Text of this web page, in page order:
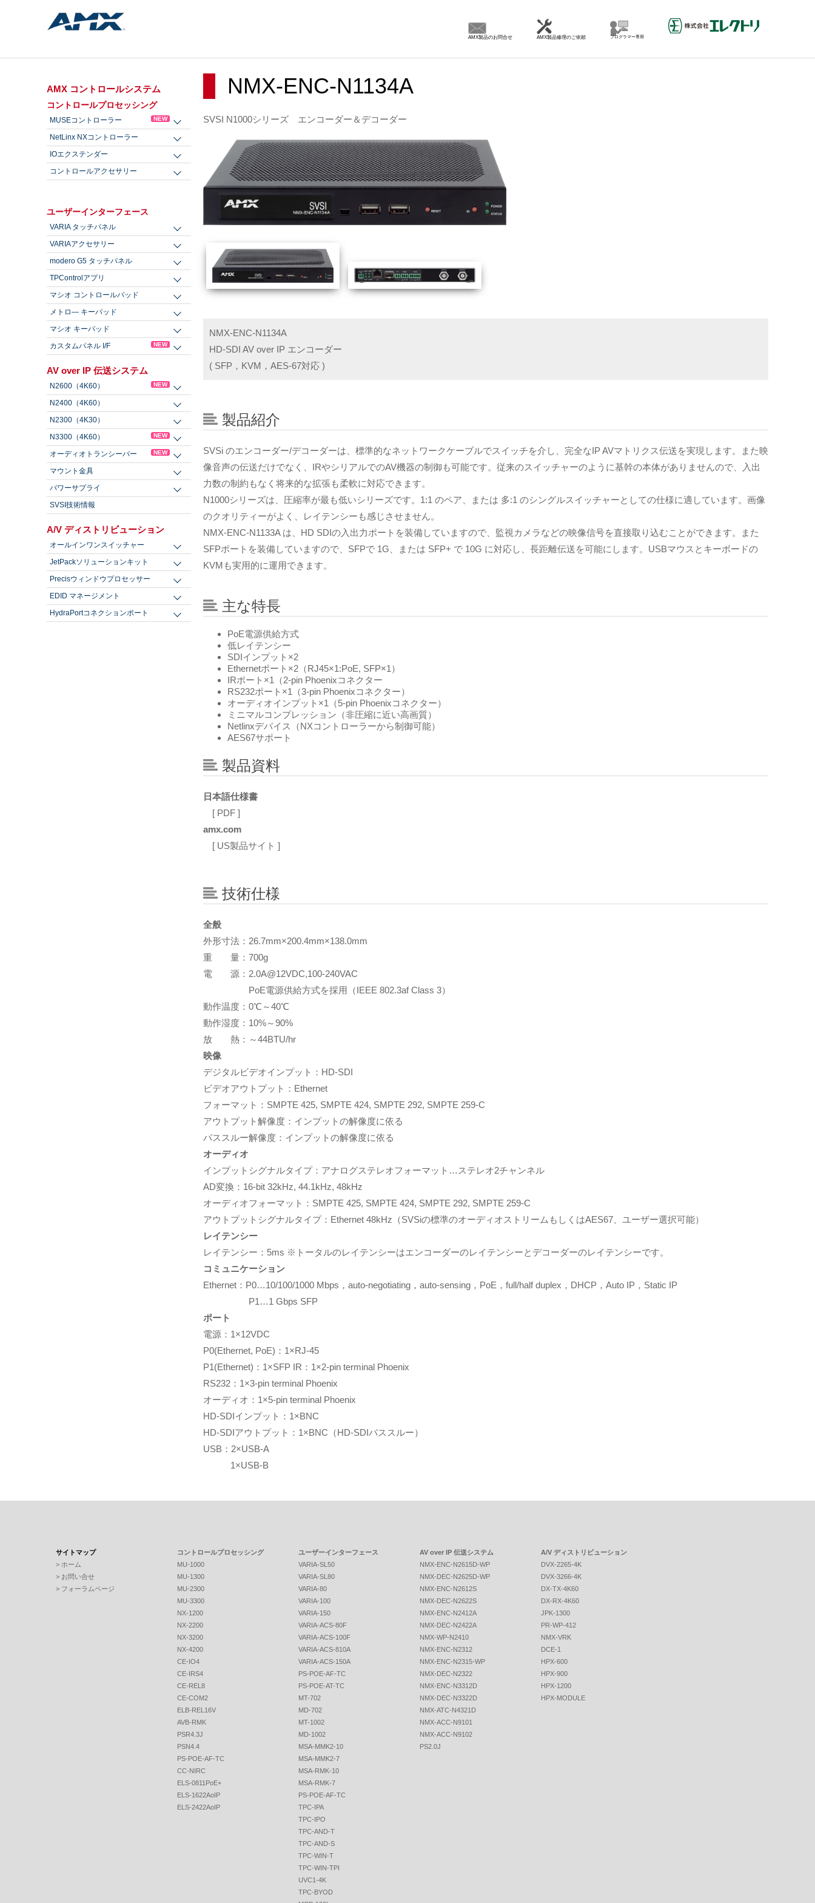
AMX製品のお問合せ AMX製品修理のご依頼 プログラマー専用
NMX-ENC-N1134A
SVSI N1000シリーズ エンコーダー＆デコーダー
NMX-ENC-N1134A
HD-SDI AV over IP エンコーダー
( SFP，KVM，AES-67対応 )
製品紹介
SVSi のエンコーダー/デコーダーは、標準的なネットワークケーブルでスイッチを介し、完全なIP AVマトリクス伝送を実現します。また映
像音声の伝送だけでなく、IRやシリアルでのAV機器の制御も可能です。従来のスイッチャーのように基幹の本体がありませんので、入出
力数の制約もなく将来的な拡張も柔軟に対応できます。
N1000シリーズは、圧縮率が最も低いシリーズです。1:1 のペア、または 多:1 のシングルスイッチャーとしての仕様に適しています。画像
のクオリティーがよく、レイテンシーも感じさせません。
NMX-ENC-N1133A は、HD SDIの入出力ポートを装備していますので、監視カメラなどの映像信号を直接取り込むことができます。また
SFPポートを装備していますので、SFPで 1G、または SFP+ で 10G に対応し、長距離伝送を可能にします。USBマウスとキーボードの
KVMも実用的に運用できます。
主な特長
PoE電源供給方式
低レイテンシー
SDIインプット×2
Ethernetポート×2（RJ45×1:PoE, SFP×1）
IRポート×1（2-pin Phoenixコネクター
RS232ポート×1（3-pin Phoenixコネクター）
オーディオインプット×1（5-pin Phoenixコネクター）
ミニマルコンプレッション（非圧縮に近い高画質）
Netlinxデバイス（NXコントローラーから制御可能）
AES67サポート
製品資料
日本語仕様書
[ PDF ]
amx.com
[ US製品サイト ]
技術仕様
全般
外形寸法：26.7mm×200.4mm×138.0mm
重 量：700g
電 源：2.0A@12VDC,100-240VAC
PoE電源供給方式を採用（IEEE 802.3af Class 3）
動作温度：0℃～40℃
動作湿度：10%～90%
放 熱：～44BTU/hr
映像
デジタルビデオインプット：HD-SDI
ビデオアウトプット：Ethernet
フォーマット：SMPTE 425, SMPTE 424, SMPTE 292, SMPTE 259-C
アウトプット解像度：インプットの解像度に依る
パススルー解像度：インプットの解像度に依る
オーディオ
インプットシグナルタイプ：アナログステレオフォーマット…ステレオ2チャンネル
AD変換：16-bit 32kHz, 44.1kHz, 48kHz
オーディオフォーマット：SMPTE 425, SMPTE 424, SMPTE 292, SMPTE 259-C
アウトプットシグナルタイプ：Ethernet 48kHz（SVSiの標準のオーディオストリームもしくはAES67、ユーザー選択可能）
レイテンシー
レイテンシー：5ms ※トータルのレイテンシーはエンコーダーのレイテンシーとデコーダーのレイテンシーです。
コミュニケーション
Ethernet：P0…10/100/1000 Mbps，auto-negotiating，auto-sensing，PoE，full/half duplex，DHCP，Auto IP，Static IP
P1…1 Gbps SFP
ポート
電源：1×12VDC
P0(Ethernet, PoE)：1×RJ-45
P1(Ethernet)：1×SFP IR：1×2-pin terminal Phoenix
RS232：1×3-pin terminal Phoenix
オーディオ：1×5-pin terminal Phoenix
HD-SDIインプット：1×BNC
HD-SDIアウトプット：1×BNC（HD-SDIパススルー）
USB：2×USB-A
1×USB-B
AMX コントロールシステム
コントロールプロセッシング
MUSEコントローラー NEW
NetLinx NXコントローラー
IOエクステンダー
コントロールアクセサリー
ユーザーインターフェース
VARIA タッチパネル
VARIAアクセサリー
modero G5 タッチパネル
TPControlアプリ
マシオ コントロールパッド
メトロ― キーパッド
マシオ キーパッド
カスタムパネル I/F
NEW
AV over IP 伝送システム
N2600（4K60） NEW
N2400（4K60）
N2300（4K30）
N3300（4K60）
NEW
オーディオトランシーバー NEW
マウント金具
パワーサプライ
SVSI技術情報
A/V ディストリビューション
オールインワンスイッチャー
JetPackソリューションキット
Precisウィンドウプロセッサー
EDID マネージメント
HydraPortコネクションポート
サイトマップ
> ホーム
> お問い合せ
> フォーラムページ
コントロールプロセッシング
MU-1000
MU-1300
MU-2300
MU-3300
NX-1200
NX-2200
NX-3200
NX-4200
CE-IO4
CE-IRS4
CE-REL8
CE-COM2
ELB-REL16V
AVB-RMK
PSR4.3J
PSN4.4
PS-POE-AF-TC
CC-NIRC
ELS-0811PoE+
ELS-1622AoIP
ELS-2422AoIP
ユーザーインターフェース
VARIA-SL50
VARIA-SL80
VARIA-80
VARIA-100
VARIA-150
VARIA-ACS-80F
VARIA-ACS-100F
VARIA-ACS-810A
VARIA-ACS-150A
PS-POE-AF-TC
PS-POE-AT-TC
MT-702
MD-702
MT-1002
MD-1002
MSA-MMK2-10
MSA-MMK2-7
MSA-RMK-10
MSA-RMK-7
PS-POE-AF-TC
TPC-IPA
TPC-IPO
TPC-AND-T
TPC-AND-S
TPC-WIN-T
TPC-WIN-TPI
UVC1-4K
TPC-BYOD
AV over IP 伝送システム
NMX-ENC-N2615D-WP
NMX-DEC-N2625D-WP
NMX-ENC-N2612S
NMX-DEC-N2622S
NMX-ENC-N2412A
NMX-DEC-N2422A
NMX-WP-N2410
NMX-ENC-N2312
NMX-ENC-N2315-WP
NMX-DEC-N2322
NMX-ENC-N3312D
NMX-DEC-N3322D
NMX-ATC-N4321D
NMX-ACC-N9101
NMX-ACC-N9102
PS2.0J
A/V ディストリビューション
DVX-2265-4K
DVX-3266-4K
DX-TX-4K60
DX-RX-4K60
JPK-1300
PR-WP-412
NMX-VRK
DCE-1
HPX-600
HPX-900
HPX-1200
HPX-MODULE